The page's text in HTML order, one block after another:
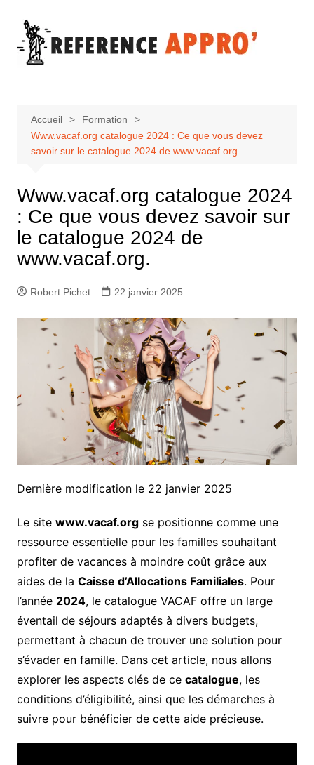
contenu
Accueil
Formation
Www.vacaf.org catalogue 2024 : Ce que vous devez
savoir sur le catalogue 2024 de www.vacaf.org.
Www.vacaf.org catalogue 2024
: Ce que vous devez savoir sur
le catalogue 2024 de
www.vacaf.org.
Robert Pichet 22 janvier 2025
Dernière modification le 22 janvier 2025
Le site www.vacaf.orgse positionne comme une
ressource essentielle pour les familles souhaitant
profiter de vacances à moindre coût grâce aux
aides de la Caisse d’Allocations Familiales. Pour
l’année 2024, le catalogue VACAF offre un large
éventail de séjours adaptés à divers budgets,
permettant à chacun de trouver une solution pour
s’évader en famille. Dans cet article, nous allons
explorer les aspects clés de ce catalogue, les
conditions d’éligibilité, ainsi que les démarches à
suivre pour bénéficier de cette aide précieuse.